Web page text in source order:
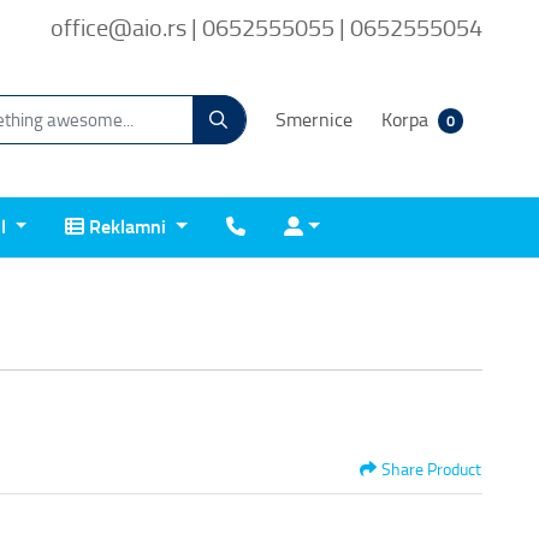
office@aio.rs | 0652555055 | 0652555054
Smernice Korpa 0
Reklamni
Reklamni KontaktPrijava
Share Product